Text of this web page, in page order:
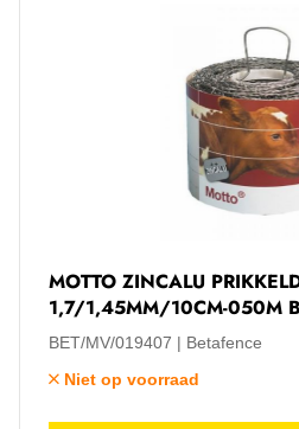
MOTTO ZINCALU
1,7/1,45MM/10CM-050M
BET/MV/019407
Betafence
Niet op voorraad